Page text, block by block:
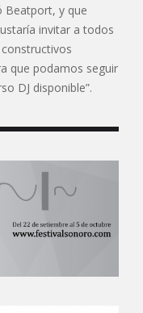
Beatport, y que
invitar a todos
que podamos seguir
DJ disponible”.